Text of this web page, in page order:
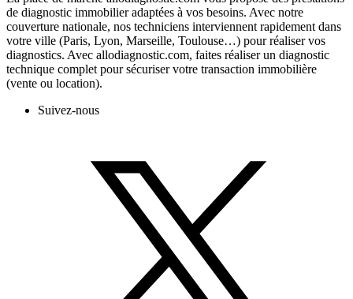
de diagnostic immobilier adaptées à vos besoins. Avec notre
couverture nationale, nos techniciens interviennent rapidement dans
votre ville (Paris, Lyon, Marseille, Toulouse…) pour réaliser vos
diagnostics. Avec allodiagnostic.com, faites réaliser un diagnostic
technique complet pour sécuriser votre transaction immobilière
(vente ou location).
Suivez-nous